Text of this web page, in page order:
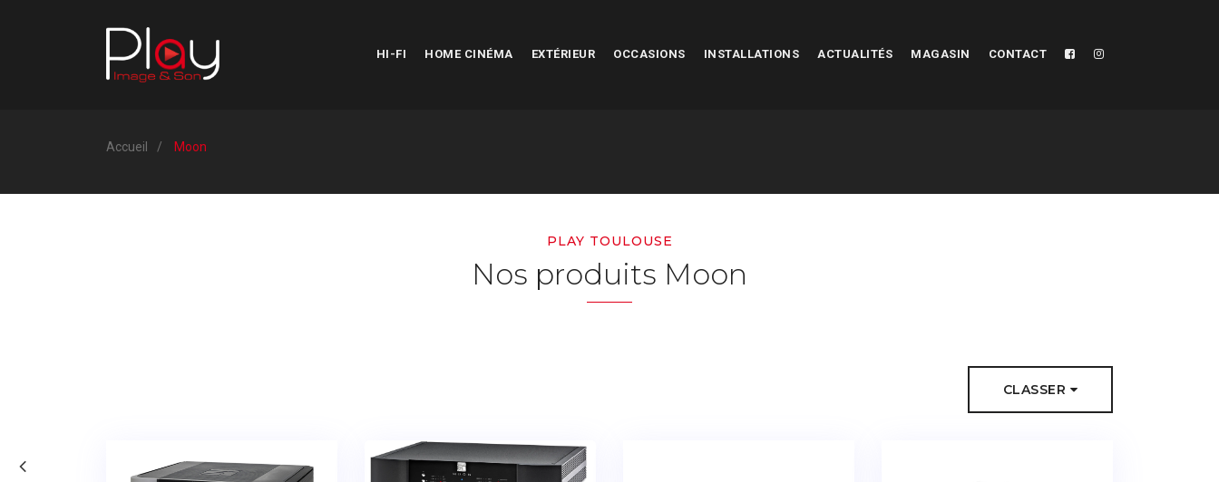
HI-FI HOME CINÉMA EXTÉRIEUR OCCASIONS INSTALLATIONS ACTUALITÉS MAGASIN CONTACT
Accueil Moon
PLAY TOULOUSE
Nos produits Moon
CLASSER